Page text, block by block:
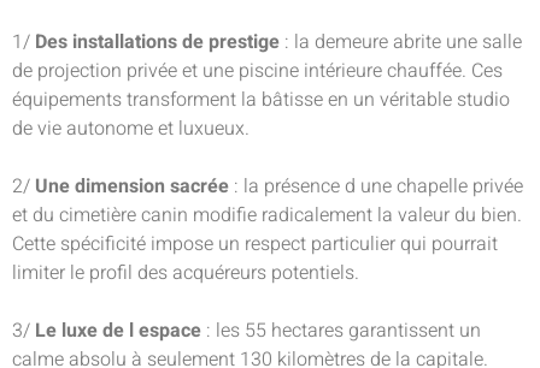
1/ Des installations de prestige : la demeure abrite une salle
de projection privée et une piscine intérieure chauffée. Ces
équipements transforment la bâtisse en un véritable studio
de vie autonome et luxueux.
2/ Une dimension sacrée : la présence d une chapelle privée
et du cimetière canin modifie radicalement la valeur du bien.
Cette spécificité impose un respect particulier qui pourrait
limiter le profil des acquéreurs potentiels.
3/ Le luxe de l espace : les 55 hectares garantissent un
calme absolu à seulement 130 kilomètres de la capitale.